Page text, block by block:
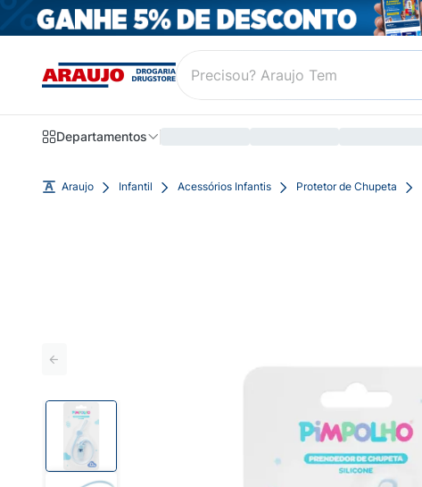
Departamentos
Araujo Infantil Acessórios Infantis Protetor de Chupeta